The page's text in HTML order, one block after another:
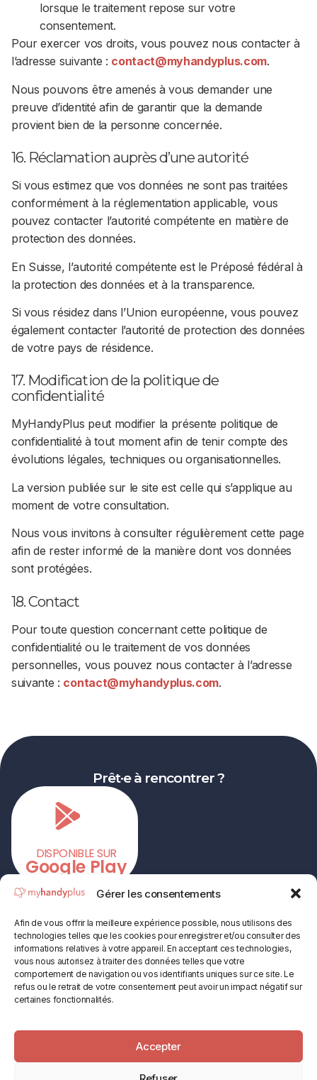
Gérer les consentements
Afin de vous offrir la meilleure expérience possible, nous utilisons des
technologies telles que les cookies pour enregistrer et/ou consulter des
informations relatives à votre appareil. En acceptant ces technologies,
vous nous autorisez à traiter des données telles que votre
comportement de navigation ou vos identifiants uniques sur ce site. Le
refus ou le retrait de votre consentement peut avoir un impact négatif sur
certaines fonctionnalités.
Accepter
lorsque le traitement repose sur votre
consentement.
Pour exercer vos droits, vous pouvez nous contacter à
l’adresse suivante : contact@myhandyplus.com.
Nous pouvons être amenés à vous demander une
preuve d’identité afin de garantir que la demande
provient bien de la personne concernée.
16. Réclamation auprès d’une autorité
Si vous estimez que vos données ne sont pas traitées
conformément à la réglementation applicable, vous
pouvez contacter l’autorité compétente en matière de
protection des données.
En Suisse, l’autorité compétente est le Préposé fédéral à
la protection des données et à la transparence.
Si vous résidez dans l’Union européenne, vous pouvez
également contacter l’autorité de protection des données
de votre pays de résidence.
17. Modification de la politique de
confidentialité
MyHandyPlus peut modifier la présente politique de
confidentialité à tout moment afin de tenir compte des
évolutions légales, techniques ou organisationnelles.
La version publiée sur le site est celle qui s’applique au
moment de votre consultation.
Nous vous invitons à consulter régulièrement cette page
afin de rester informé de la manière dont vos données
sont protégées.
18. Contact
Pour toute question concernant cette politique de
confidentialité ou le traitement de vos données
personnelles, vous pouvez nous contacter à l’adresse
suivante : contact@myhandyplus.com.
Prêt·e à rencontrer ?
DISPONIBLE SUR
Google Play
Rejoignez nos16’000 membresdès aujourd’hui.
Accessibilité et sécurité